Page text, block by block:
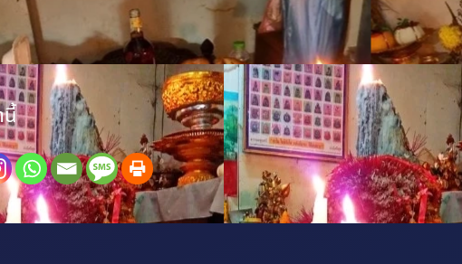
ๆ ตามมา เพจ ไสยะ ทำนาย ทายทัก เสน่ห์ ของ
ขลัง ดูดวง #ของมงคล #ของมงคลพกติดตั